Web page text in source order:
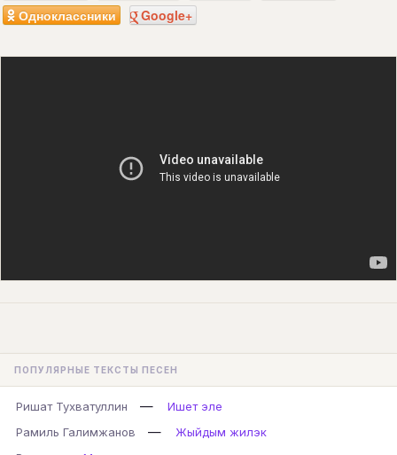
Одноклассники
Google+
ПОПУЛЯРНЫЕ ТЕКСТЫ ПЕСЕН
Ришат Тухватуллин —
Ишет эле
Рамиль Галимжанов
—
Жыйдым жилэк